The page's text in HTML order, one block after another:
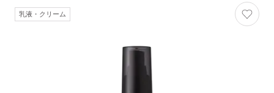
ギフト
Gift
Nオーガニックの口コミ
洗顔
Face Wash
マスク
乳液・クリーム